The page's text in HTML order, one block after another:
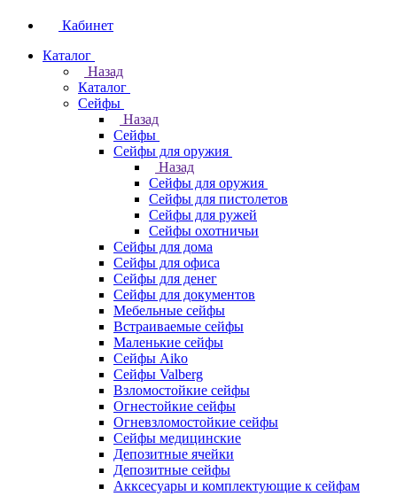
Кабинет
Каталог
Назад
Каталог
Cейфы
Назад
Cейфы
Cейфы для оружия
Назад
Cейфы для оружия
Сейфы для пистолетов
Сейфы для ружей
Сейфы охотничьи
Cейфы для дома
Cейфы для офиса
Сейфы для денег
Сейфы для документов
Мебельные сейфы
Встраиваемые сейфы
Маленькие сейфы
Сейфы Aiko
Сейфы Valberg
Взломостойкие сейфы
Огнестойкие сейфы
Огневзломостойкие сейфы
Сейфы медицинские
Депозитные ячейки
Депозитные сейфы
Акксесуары и комплектующие к сейфам